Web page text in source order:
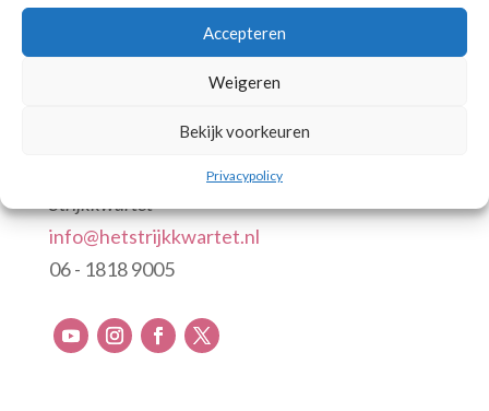
Accepteren
Weigeren
Bekijk voorkeuren
Privacypolicy
Scarlett Arts
Contactpersoon en Celliste van “Het
Strijkkwartet”
info@hetstrijkkwartet.nl
06 - 1818 9005